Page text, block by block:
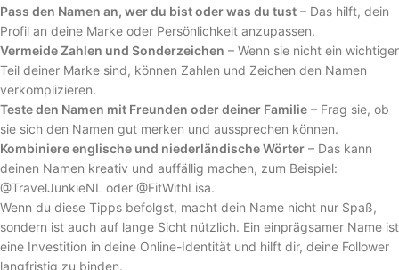
Pass den Namen an, wer du bist oder was du tust – Das hilft, dein
Profil an deine Marke oder Persönlichkeit anzupassen.
Vermeide Zahlen und Sonderzeichen – Wenn sie nicht ein wichtiger
Teil deiner Marke sind, können Zahlen und Zeichen den Namen
verkomplizieren.
Teste den Namen mit Freunden oder deiner Familie – Frag sie, ob
sie sich den Namen gut merken und aussprechen können.
Kombiniere englische und niederländische Wörter – Das kann
deinen Namen kreativ und auffällig machen, zum Beispiel:
@TravelJunkieNL oder @FitWithLisa.
Wenn du diese Tipps befolgst, macht dein Name nicht nur Spaß,
sondern ist auch auf lange Sicht nützlich. Ein einprägsamer Name ist
eine Investition in deine Online-Identität und hilft dir, deine Follower
langfristig zu binden.